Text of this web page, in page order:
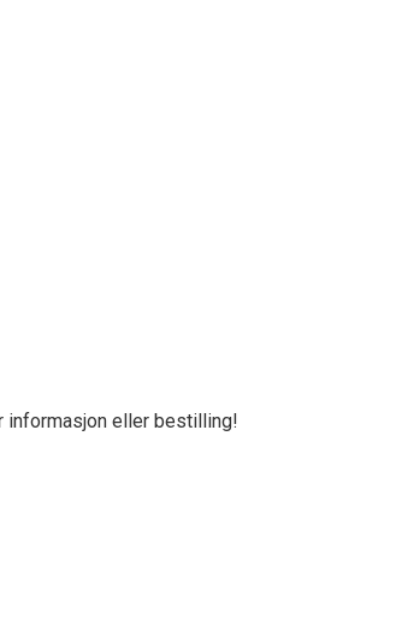
informasjon eller bestilling!